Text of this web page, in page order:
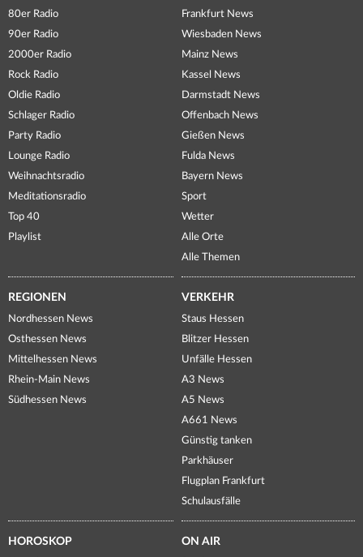
80er Radio
90er Radio
2000er Radio
Rock Radio
Oldie Radio
Schlager Radio
Party Radio
Lounge Radio
Weihnachtsradio
Meditationsradio
Top 40
Playlist
Frankfurt News
Wiesbaden News
Mainz News
Kassel News
Darmstadt News
Offenbach News
Gießen News
Fulda News
Bayern News
Sport
Wetter
Alle Orte
Alle Themen
REGIONEN
Nordhessen News
Osthessen News
Mittelhessen News
Rhein-Main News
Südhessen News
VERKEHR
Staus Hessen
Blitzer Hessen
Unfälle Hessen
A3 News
A5 News
A661 News
Günstig tanken
Parkhäuser
Flugplan Frankfurt
Schulausfälle
HOROSKOP ON AIR